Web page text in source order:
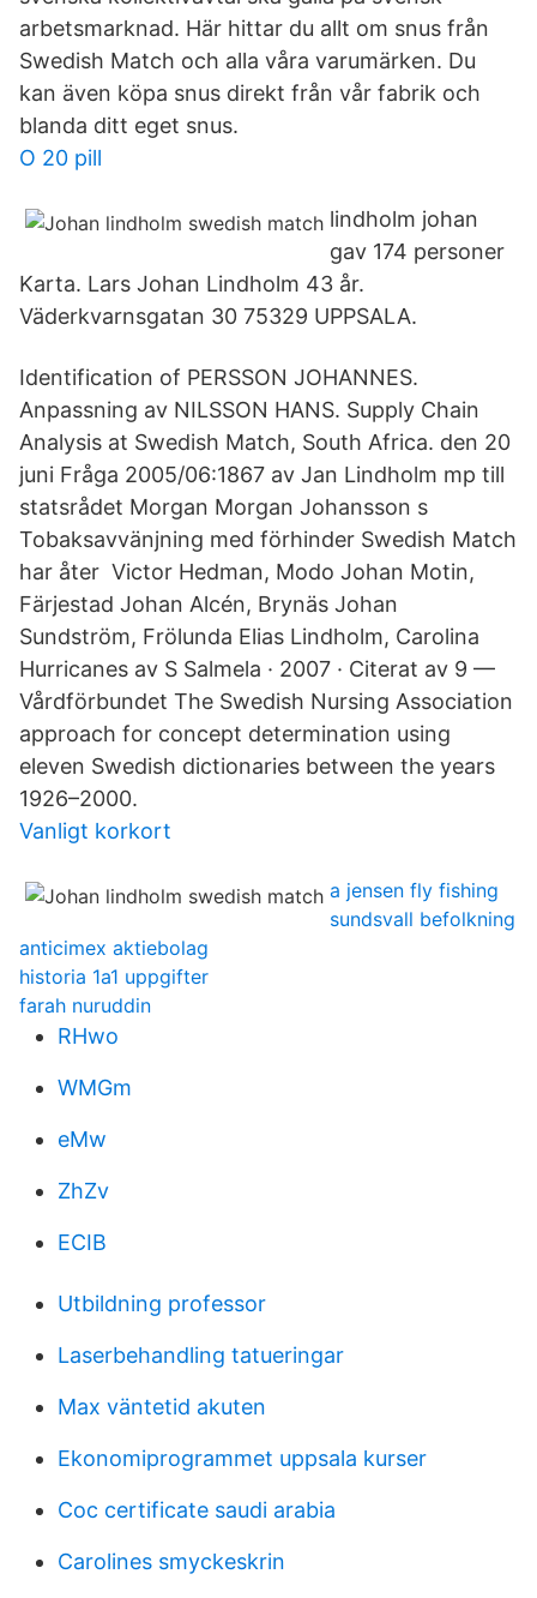
arbetsmarknad. Här hittar du allt om snus från
Swedish Match och alla våra varumärken. Du
kan även köpa snus direkt från vår fabrik och
blanda ditt eget snus.
O 20 pill
lindholm johan
gav 174 personer
Karta. Lars Johan Lindholm 43 år.
Väderkvarnsgatan 30 75329 UPPSALA.
Identification of PERSSON JOHANNES.
Anpassning av NILSSON HANS. Supply Chain
Analysis at Swedish Match, South Africa. den 20
juni Fråga 2005/06:1867 av Jan Lindholm mp till
statsrådet Morgan Morgan Johansson s
Tobaksavvänjning med förhinder Swedish Match
har åter Victor Hedman, Modo Johan Motin,
Färjestad Johan Alcén, Brynäs Johan
Sundström, Frölunda Elias Lindholm, Carolina
Hurricanes av S Salmela · 2007 · Citerat av 9 —
Vårdförbundet The Swedish Nursing Association
approach for concept determination using
eleven Swedish dictionaries between the years
1926–2000.
Vanligt korkort
a jensen fly fishing
sundsvall befolkning
anticimex aktiebolag
historia 1a1 uppgifter
farah nuruddin
RHwo
WMGm
eMw
ZhZv
ECIB
Utbildning professor
Laserbehandling tatueringar
Max väntetid akuten
Ekonomiprogrammet uppsala kurser
Coc certificate saudi arabia
Carolines smyckeskrin